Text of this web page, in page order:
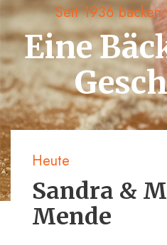
Seit 1936
Eine
Heute
Sandra &
Mende